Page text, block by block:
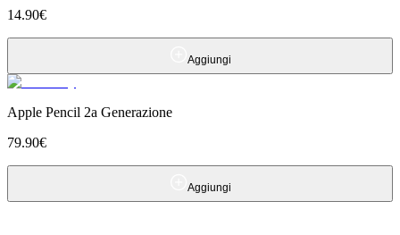
14.90€
Aggiungi
Apple Pencil 2a Generazione
79.90€
Aggiungi